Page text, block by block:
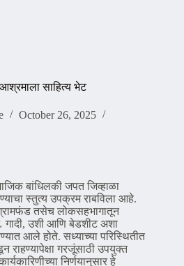
साहित्य भेट
October 26, 2025
बांधिलकी जपत जिव्हाळा
स्तुत्य उपक्रम राबविला आहे.
ग्रामफंड तसेच लोकसहभागातून
गादी, उशी आणि बेडशीट अशा
आले होते. सध्याच्या परिस्थितीत
राहण्यापेक्षा गरजूंसाठी उपयुक्त
निर्णयानुसार हे